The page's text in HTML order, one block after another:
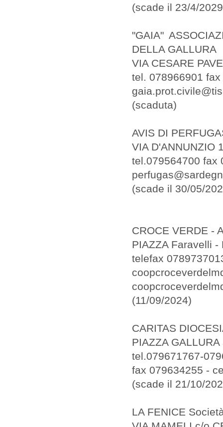
(scade il 23/4/
"GAIA"
DELLA GALLURA
VIA CESARE
tel. 078966901
(scaduta)
AVIS DI
VIA D'ANNUNZIO
tel.079564700 fax
(scade il 30/05/
CROCE VERDE -
PIAZZA Faravelli -
telefax
(11/09/2024)
CARITAS
PIAZZA
tel.079671767-
fax 079634255 -
(scade il 21/10/
LA FENICE